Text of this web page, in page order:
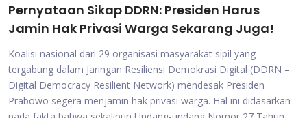
Pernyataan Sikap DDRN: Presiden Harus
Jamin Hak Privasi Warga Sekarang Juga!
Koalisi nasional dari 29 organisasi masyarakat sipil yang
tergabung dalam Jaringan Resiliensi Demokrasi Digital (DDRN –
Digital Democracy Resilient Network) mendesak Presiden
Prabowo segera menjamin hak privasi warga. Hal ini didasarkan